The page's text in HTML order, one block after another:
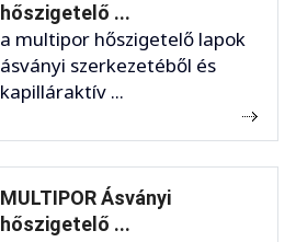
hőszigetelő ...
a multipor hőszigetelő lapok
ásványi szerkezetéből és
kapilláraktív ...
MULTIPOR Ásványi
hőszigetelő ...